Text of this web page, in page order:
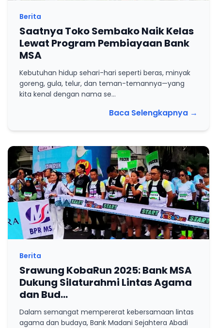
Berita
Saatnya Toko Sembako Naik Kelas
Lewat Program Pembiayaan Bank
MSA
Kebutuhan hidup sehari-hari seperti beras, minyak
goreng, gula, telur, dan teman-temannya—yang
kita kenal dengan nama se...
Baca Selengkapnya →
Berita
Srawung KobaRun 2025: Bank MSA
Dukung Silaturahmi Lintas Agama
dan Bud...
Dalam semangat mempererat kebersamaan lintas
agama dan budaya, Bank Madani Sejahtera Abadi